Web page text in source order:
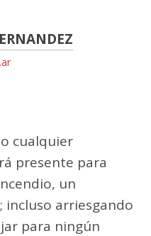
cualquier
presente para
un
incluso arriesgando
para ningún